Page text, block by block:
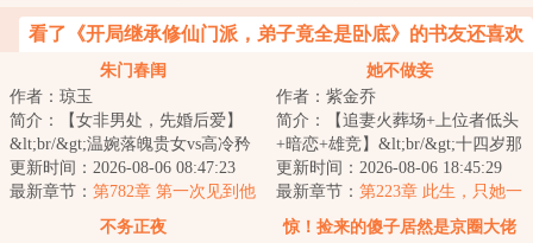
看了《开局继承修仙门派，弟子竟全是卧底》的书友还喜欢
朱门春闺
作者：琼玉
简介：【女非男处，先婚后爱】
&lt;br/&gt;温婉落魄贵女vs高冷矜
贵权臣&lt;br/&gt;季含漪十四岁家
道中落，...
更新时间：2026-08-06 08:47:23
最新章节： 第782章 第一次见到他
她不做妾
作者：紫金乔
简介：【追妻火葬场+上位者低头
+暗恋+雄竞】&lt;br/&gt;十四岁那
年，程绾以正妻之礼嫁入沈家。
不曾想却被...
更新时间：2026-08-06 18:45:29
最新章节： 第223章 此生，只她一
人
不务正夜
惊！捡来的傻子居然是京圈大佬